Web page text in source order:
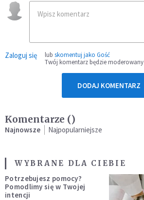
Zaloguj się lub skomentuj jako Gość
Twój komentarz będzie moderowany
DODAJ KOMENTARZ
Komentarze ()
Najnowsze Najpopularniejsze
WYBRANE DLA CIEBIE
Potrzebujesz pomocy?
Pomodlimy się w Twojej
intencji